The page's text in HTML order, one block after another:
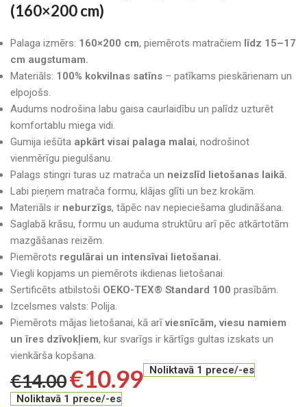
(160×200 cm)
Palaga izmērs: 160×200 cm, piemērots matračiem līdz 15–17
cm augstumam.
Materiāls: 100% kokvilnas satīns – patīkams pieskārienam un
elpojošs.
Audums nodrošina labu gaisa caurlaidību un palīdz uzturēt
komfortablu miega vidi.
Gumija iešūta apkārt visai palaga malai, nodrošinot
vienmērīgu piegulšanu.
Palags stingri turas uz matrača un neizslīd lietošanas laikā.
Labi pieņem matrača formu, klājas glīti un bez krokām.
Materiāls ir neburzīgs, tāpēc nav nepieciešama gludināšana.
Saglabā krāsu, formu un auduma struktūru arī pēc atkārtotām
mazgāšanas reizēm.
Piemērots regulārai un intensīvai lietošanai.
Viegli kopjams un piemērots ikdienas lietošanai.
Sertificēts atbilstoši OEKO-TEX® Standard 100 prasībām.
Izcelsmes valsts: Polija.
Piemērots mājas lietošanai, kā arīviesnīcām, viesu namiem
un īres dzīvokļiem, kur svarīgs ir kārtīgs gultas izskats un
vienkārša kopšana.
€14.00€10.99 Noliktavā 1 prece/-es
Noliktavā 1 prece/-es